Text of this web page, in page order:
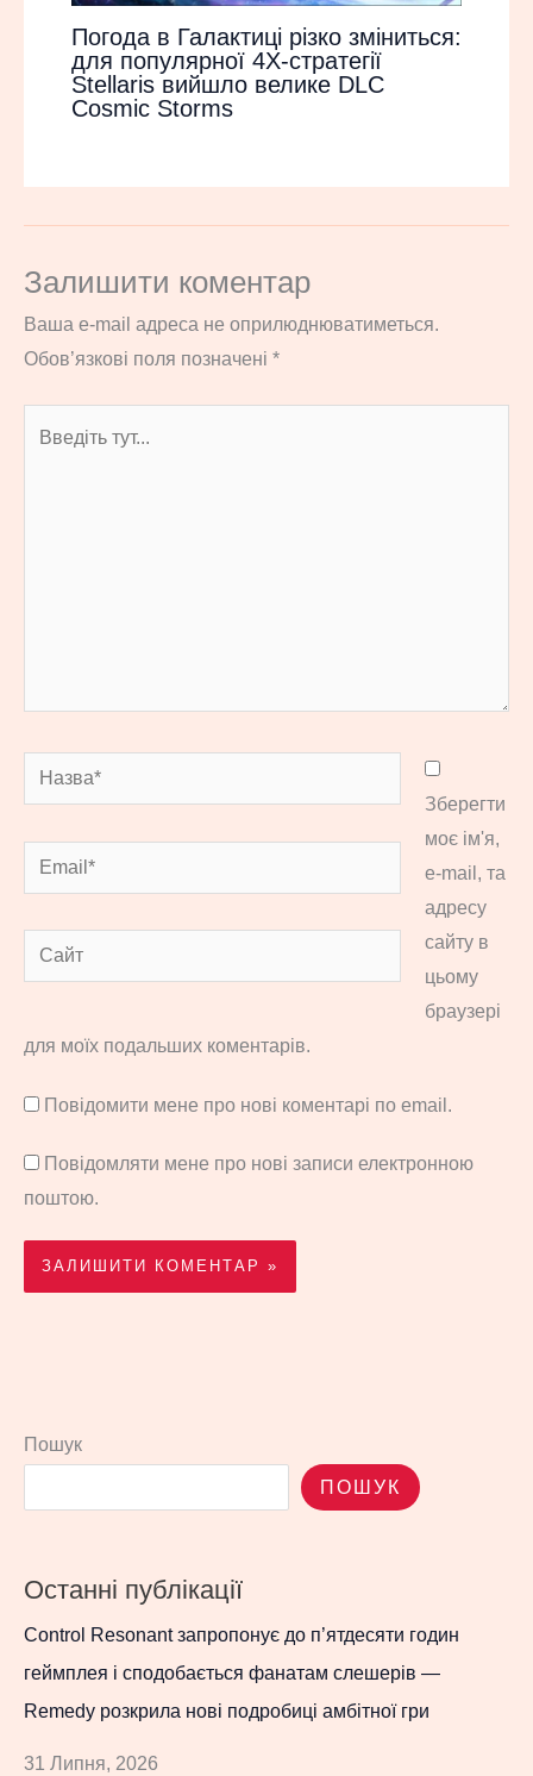
Погода в Галактиці різко зміниться:
для популярної 4Х-стратегії
Stellaris вийшло велике DLC
Cosmic Storms
Залишити коментар
Ваша e-mail адреса не оприлюднюватиметься.
Обов’язкові поля позначені *
Назва*
Email*
Сайт
Зберегти
моє ім'я,
e-mail, та
адресу
сайту в
цьому
браузері
для моїх подальших коментарів.
Повідомити мене про нові коментарі по email.
Повідомляти мене про нові записи електронною
поштою.
Пошук
ПОШУК
Останні публікації
Control Resonant запропонує до п’ятдесяти годин
геймплея і сподобається фанатам слешерів —
Remedy розкрила нові подробиці амбітної гри
31 Липня, 2026